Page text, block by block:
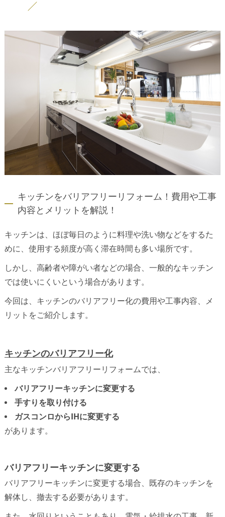
キッチンをバリアフリーリフォーム！費用や工事
内容とメリットを解説！
キッチンは、ほぼ毎日のように料理や洗い物などをするた
めに、使用する頻度が高く滞在時間も多い場所です。
しかし、高齢者や障がい者などの場合、一般的なキッチン
では使いにくいという場合があります。
今回は、キッチンのバリアフリー化の費用や工事内容、メ
リットをご紹介します。
キッチンのバリアフリー化
主なキッチンバリアフリーリフォームでは、
バリアフリーキッチンに変更する
手すりを取り付ける
ガスコンロからIHに変更する
があります。
バリアフリーキッチンに変更する
バリアフリーキッチンに変更する場合、既存のキッチンを
解体し、撤去する必要があります。